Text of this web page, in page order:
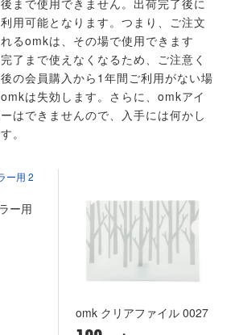
まで使用できません。出荷完了後に
用可能となります。つまり、ご注文
るomkは、その場で使用できます
了まで使えなくなるため、ご注意く
の会員購入から1年間ご利用がない場
は失効します。さらに、omkアイ
はできませんので、入手には何かし
。
ー用
omk クリアファイル 0027